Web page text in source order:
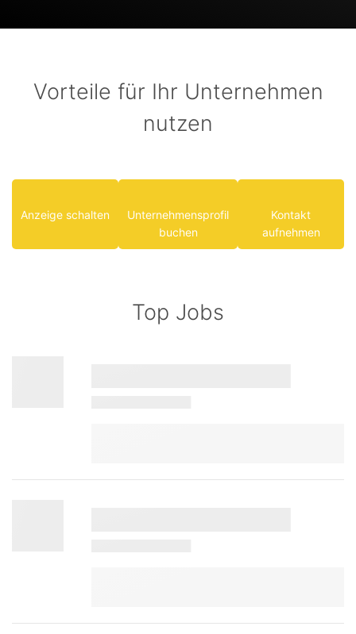
Vorteile für Ihr Unternehmen
nutzen
Anzeige schalten
Unternehmensprofil
buchen
Kontakt
aufnehmen
Top Jobs